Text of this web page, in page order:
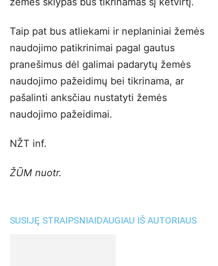
Taip pat bus atliekami ir neplaniniai žemės
naudojimo patikrinimai pagal gautus
pranešimus dėl galimai padarytų žemės
naudojimo pažeidimų bei tikrinama, ar
pašalinti anksčiau nustatyti žemės
naudojimo pažeidimai.
NŽT inf.
ŽŪM nuotr.
SUSIJĘ STRAIPSNIAIDAUGIAU IŠ AUTORIAUS